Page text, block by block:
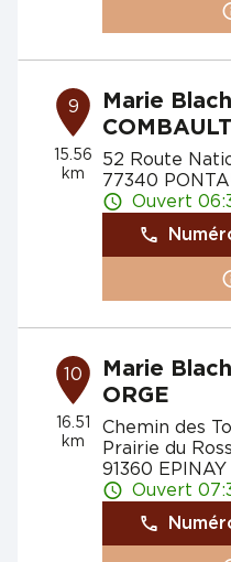
9
15.56
km
Marie
COMBAULT
52 Route
77340
Ouvert
10
16.51
km
Marie
ORGE
Chemin des
Prairie du
91360 EPINAY
Ouvert